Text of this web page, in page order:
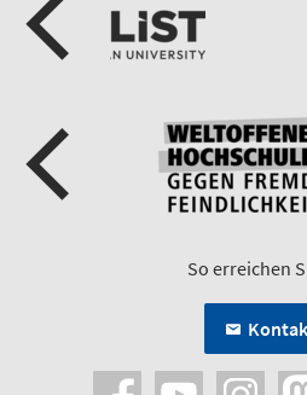
So erreichen